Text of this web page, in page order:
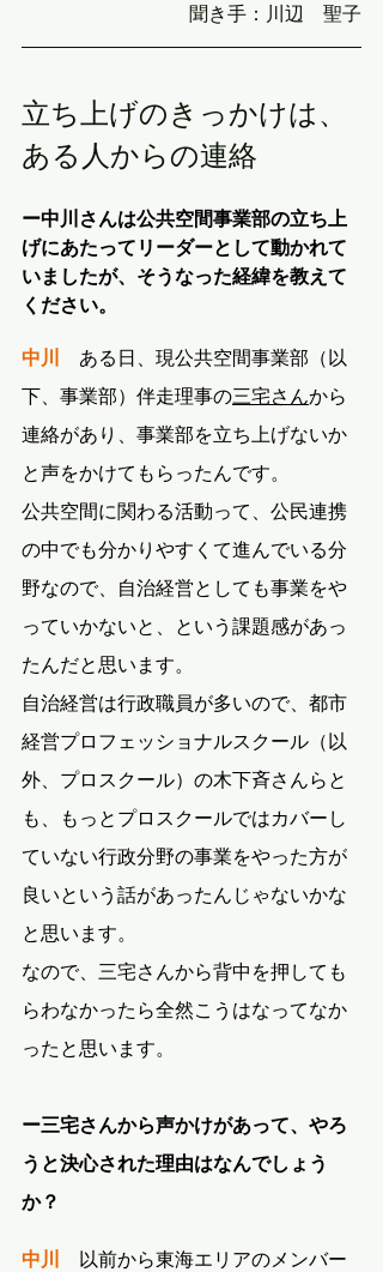
聞き手：川辺　聖子
立ち上げのきっかけは、
ある人からの連絡
ー中川さんは公共空間事業部の立ち上
げにあたってリーダーとして動かれて
いましたが、そうなった経緯を教えて
ください。
中川
ある日、現公共空間事業部（以
下、事業部）伴走理事の三宅さんから
連絡があり、事業部を立ち上げないか
と声をかけてもらったんです。
公共空間に関わる活動って、公民連携
の中でも分かりやすくて進んでいる分
野なので、自治経営としても事業をや
っていかないと、という課題感があっ
たんだと思います。
自治経営は行政職員が多いので、都市
経営プロフェッショナルスクール（以
外、プロスクール）の木下斉さんらと
も、もっとプロスクールではカバーし
ていない行政分野の事業をやった方が
良いという話があったんじゃないかな
と思います。
なので、三宅さんから背中を押しても
らわなかったら全然こうはなってなか
ったと思います。
ー三宅さんから声かけがあって、やろ
うと決心された理由はなんでしょう
か？
中川 以前から東海エリアのメンバー